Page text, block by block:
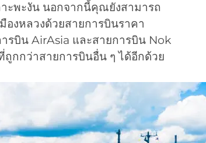
าะพะงัน นอกจากนี้คุณยังสามารถ
องหลวงด้วยสายการบินราคา
รบิน AirAsia และสายการบิน Nok
กกว่าสายการบินอื่น ๆ ได้อีกด้วย